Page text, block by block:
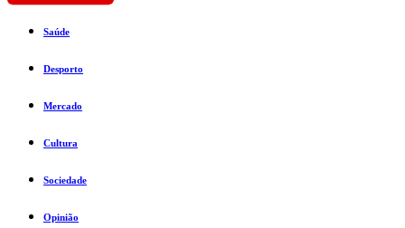
Saúde
Desporto
Mercado
Cultura
Sociedade
Opinião